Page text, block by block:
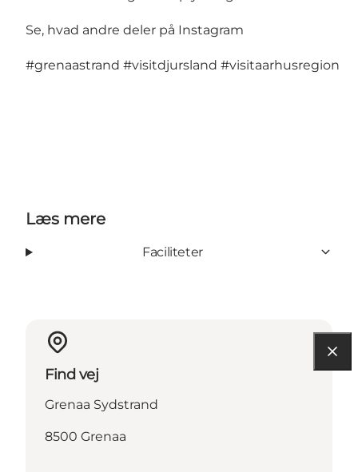
Se, hvad andre deler på Instagram
#grenaastrand #visitdjursland #visitaarhusregion
Læs mere
Faciliteter
Find vej
Grenaa Sydstrand
8500 Grenaa